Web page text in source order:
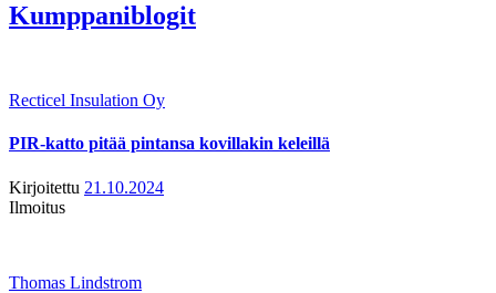
Kumppaniblogit
Recticel Insulation Oy
PIR-katto pitää pintansa kovillakin keleillä
Kirjoitettu 21.10.2024
Ilmoitus
Thomas Lindstrom